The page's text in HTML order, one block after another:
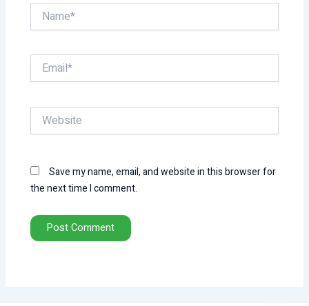
Name*
Email*
Website
Save my name, email, and website in this browser for
the next time I comment.